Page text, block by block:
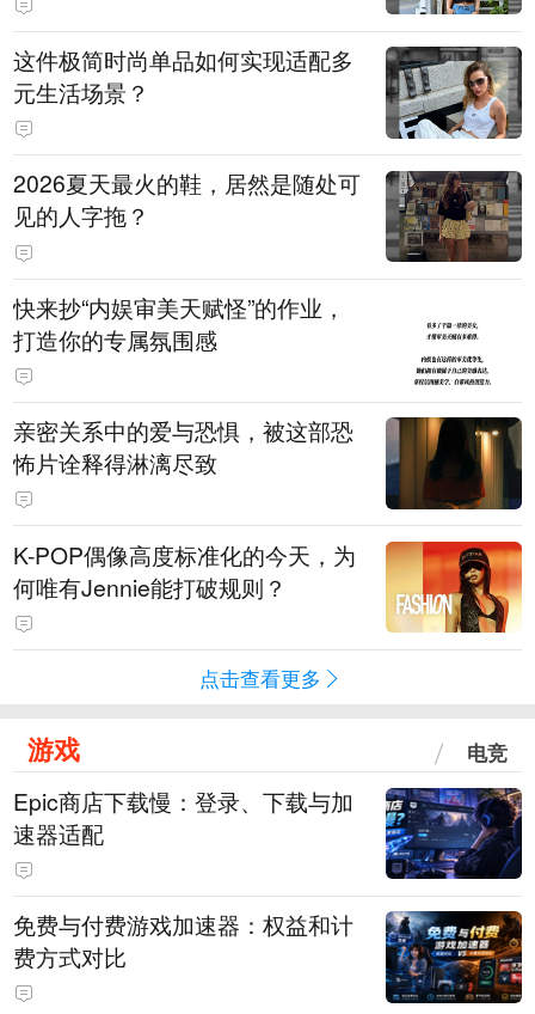
这件极简时尚单品如何实现适配多
元生活场景？
2026夏天最火的鞋，居然是随处可
见的人字拖？
快来抄“内娱审美天赋怪”的作业，
打造你的专属氛围感
亲密关系中的爱与恐惧，被这部恐
怖片诠释得淋漓尽致
K-POP偶像高度标准化的今天，为
何唯有Jennie能打破规则？
点击查看更多
游戏 电竞
Epic商店下载慢：登录、下载与加
速器适配
免费与付费游戏加速器：权益和计
费方式对比